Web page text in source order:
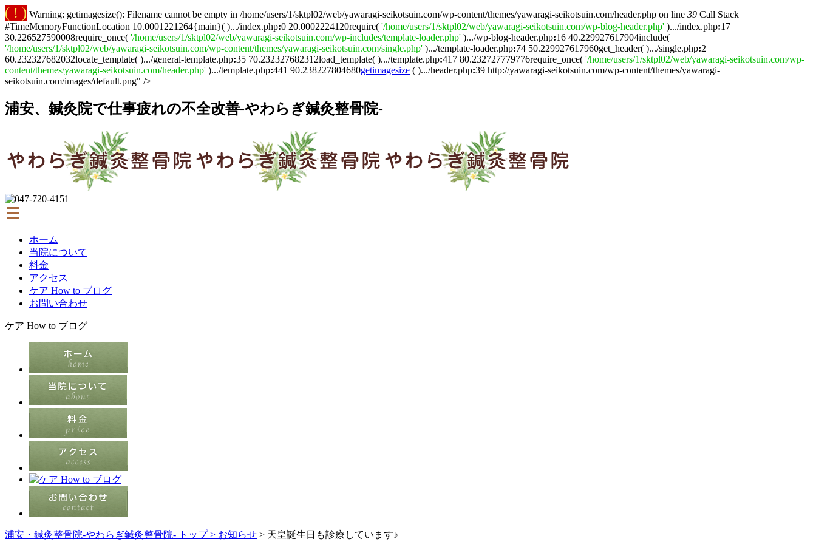
( ! ) Warning: getimagesize(): Filename cannot be empty in /home/users/1/sktpl02/web/yawaragi-seikotsuin.com/wp-content/themes/yawaragi-seikotsuin.com/header.php on line 39 Call Stack
#TimeMemoryFunctionLocation 10.0001221264{main}( ).../index.php:0 20.0002224120require( '/home/users/1/sktpl02/web/yawaragi-seikotsuin.com/wp-blog-header.php' ).../index.php:17
30.226527590008require_once( '/home/users/1/sktpl02/web/yawaragi-seikotsuin.com/wp-includes/template-loader.php' ).../wp-blog-header.php:16 40.229927617904include(
'/home/users/1/sktpl02/web/yawaragi-seikotsuin.com/wp-content/themes/yawaragi-seikotsuin.com/single.php' ).../template-loader.php:74 50.229927617960get_header( ).../single.php:2
60.232327682032locate_template( ).../general-template.php:35 70.232327682312load_template( ).../template.php:417 80.232727779776require_once( '/home/users/1/sktpl02/web/yawaragi-seikotsuin.com/wp-
content/themes/yawaragi-seikotsuin.com/header.php' ).../template.php:441 90.238227804680getimagesize ( ).../header.php:39 http://yawaragi-seikotsuin.com/wp-content/themes/yawaragi-
seikotsuin.com/images/default.png" />
浦安、鍼灸院で仕事疲れの不全改善-やわらぎ鍼灸整骨院-
ホーム
当院について
料金
アクセス
ケア How to ブログ
お問い合わせ
ケア How to ブログ
浦安・鍼灸整骨院-やわらぎ鍼灸整骨院- トップ > お知らせ > 天皇誕生日も診療しています♪